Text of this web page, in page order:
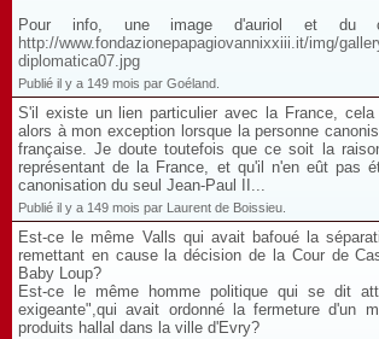
Pour info, une image d'auriol et du
http://www.fondazionepapagiovannixxiii.it/img/
diplomatica07.jpg
Publié il y a 149 mois par Goéland.
S'il existe un lien particulier avec la France, cela
alors à mon exception lorsque la personne
française. Je doute toutefois que ce soit la
représentant de la France, et qu'il n'en eût pas
canonisation du seul Jean-Paul II...
Publié il y a 149 mois par Laurent de Boissieu.
Est-ce le même Valls qui avait bafoué la
remettant en cause la décision de la Cour de
Baby Loup?
Est-ce le même homme politique qui se dit
exigeante",qui avait ordonné la fermeture d'un
produits hallal dans la ville d'Evry?